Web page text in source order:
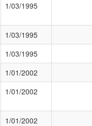
1/03/1995
1/03/1995
1/03/1995
1/01/2002
1/01/2002
1/01/2002